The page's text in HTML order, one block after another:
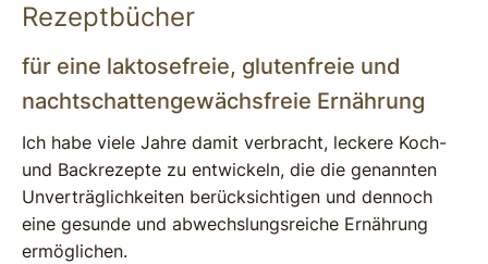
Rezeptbücher
für eine laktosefreie, glutenfreie und
nachtschattengewächsfreie Ernährung
Ich habe viele Jahre damit verbracht, leckere Koch-
und Backrezepte zu entwickeln, die die genannten
Unverträglichkeiten berücksichtigen und dennoch
eine gesunde und abwechslungsreiche Ernährung
ermöglichen.